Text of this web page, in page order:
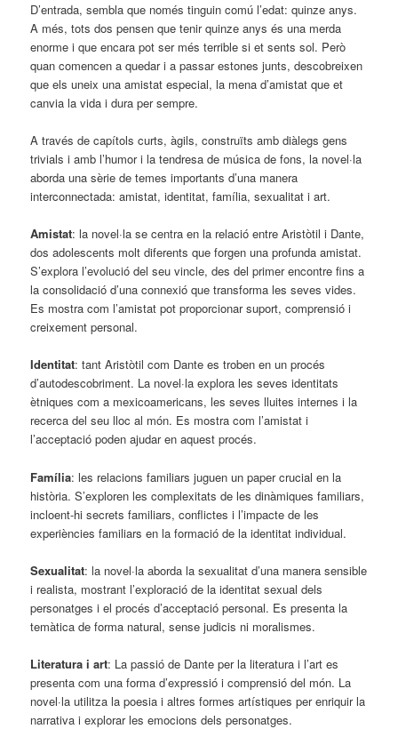
D’entrada, sembla que només tinguin comú l’edat: quinze anys.
A més, tots dos pensen que tenir quinze anys és una merda
enorme i que encara pot ser més terrible si et sents sol. Però
quan comencen a quedar i a passar estones junts, descobreixen
que els uneix una amistat especial, la mena d’amistat que et
canvia la vida i dura per sempre.
A través de capítols curts, àgils, construïts amb diàlegs gens
trivials i amb l’humor i la tendresa de música de fons, la novel·la
aborda una sèrie de temes importants d’una manera
interconnectada: amistat, identitat, família, sexualitat i art.
Amistat: la novel·la se centra en la relació entre Aristòtil i Dante,
dos adolescents molt diferents que forgen una profunda amistat.
S’explora l’evolució del seu vincle, des del primer encontre fins a
la consolidació d’una connexió que transforma les seves vides.
Es mostra com l’amistat pot proporcionar suport, comprensió i
creixement personal.
Identitat: tant Aristòtil com Dante es troben en un procés
d’autodescobriment. La novel·la explora les seves identitats
ètniques com a mexicoamericans, les seves lluites internes i la
recerca del seu lloc al món. Es mostra com l’amistat i
l’acceptació poden ajudar en aquest procés.
Família: les relacions familiars juguen un paper crucial en la
història. S’exploren les complexitats de les dinàmiques familiars,
incloent-hi secrets familiars, conflictes i l’impacte de les
experiències familiars en la formació de la identitat individual.
Sexualitat: la novel·la aborda la sexualitat d’una manera sensible
i realista, mostrant l’exploració de la identitat sexual dels
personatges i el procés d’acceptació personal. Es presenta la
temàtica de forma natural, sense judicis ni moralismes.
Literatura i art: La passió de Dante per la literatura i l’art es
presenta com una forma d’expressió i comprensió del món. La
novel·la utilitza la poesia i altres formes artístiques per enriquir la
narrativa i explorar les emocions dels personatges.